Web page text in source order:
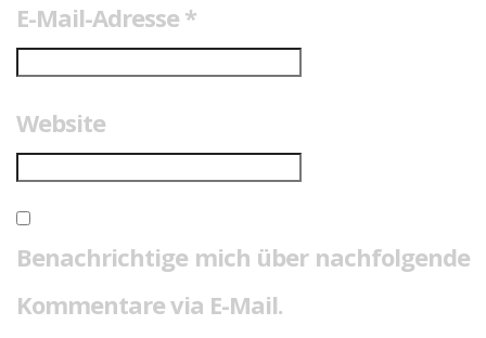
E-Mail-Adresse *
Website
Benachrichtige mich über nachfolgende
Kommentare via E-Mail.